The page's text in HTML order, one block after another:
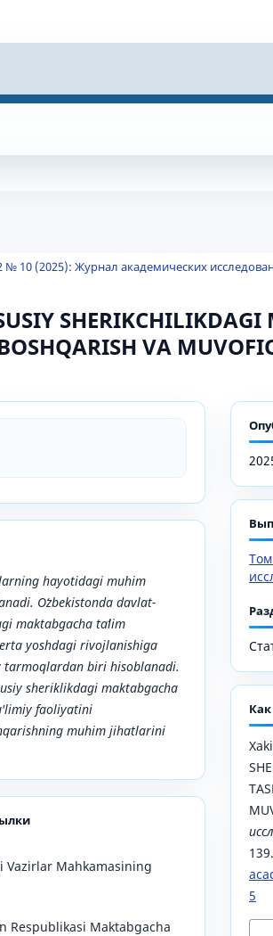
№ 10 (2025): Журнал академических
SHERIKCHILIKDAGI
VA
hayotidagi muhim
Oʻzbekistonda davlat-
maktabgacha taʼlim
yoshdagi rivojlanishiga
tarmoqlardan biri hisoblanadi.
sheriklikdagi maktabgacha
faoliyatini
muhim jihatlarini
Vazirlar Mahkamasining
Respublikasi Maktabgacha
139.
5